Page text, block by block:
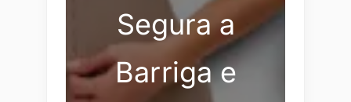
Segura a
Barriga e